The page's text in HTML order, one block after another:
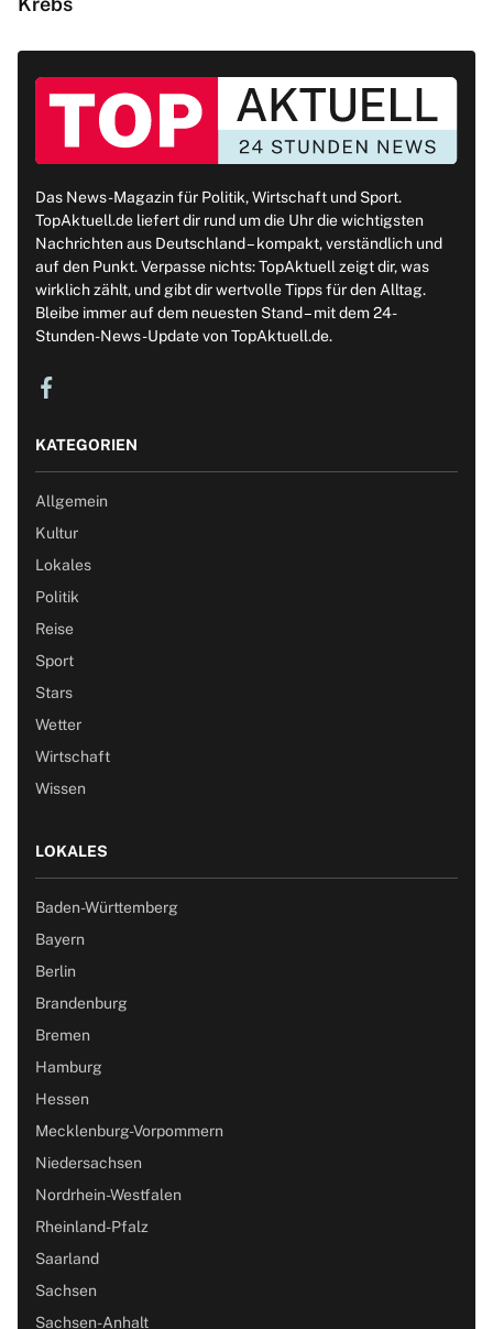
Das News-Magazin für Politik, Wirtschaft und Sport.
TopAktuell.de liefert dir rund um die Uhr die wichtigsten
Nachrichten aus Deutschland – kompakt, verständlich und
auf den Punkt. Verpasse nichts: TopAktuell zeigt dir, was
wirklich zählt, und gibt dir wertvolle Tipps für den Alltag.
Bleibe immer auf dem neuesten Stand – mit dem 24-
Stunden-News-Update von TopAktuell.de.
KATEGORIEN
Allgemein
Kultur
Lokales
Politik
Reise
Sport
Stars
Wetter
Wirtschaft
Wissen
LOKALES
Baden-Württemberg
Bayern
Berlin
Brandenburg
Bremen
Hamburg
Hessen
Mecklenburg-Vorpommern
Niedersachsen
Nordrhein-Westfalen
Rheinland-Pfalz
Saarland
Sachsen
Sachsen-Anhalt